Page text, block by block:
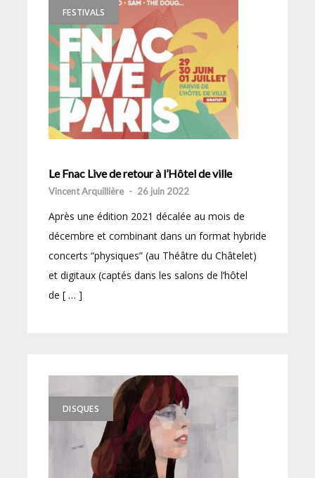
FESTIVALS
Le Fnac Live de retour à l’Hôtel de ville
Vincent Arquillière - 26 juin 2022
Après une édition 2021 décalée au mois de
décembre et combinant dans un format hybride
concerts “physiques” (au Théâtre du Châtelet)
et digitaux (captés dans les salons de l’hôtel
de [ … ]
DISQUES